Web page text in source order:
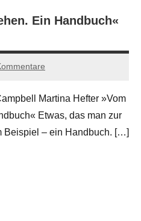
Ein Handbuch«
Martina Hefter »Vom
Etwas, das man zur
Beispiel – ein Handbuch. […]